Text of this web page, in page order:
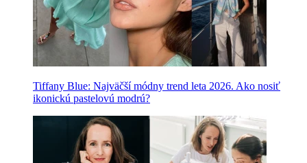
Tiffany Blue: Najväčší módny trend leta 2026. Ako nosiť
ikonickú pastelovú modrú?